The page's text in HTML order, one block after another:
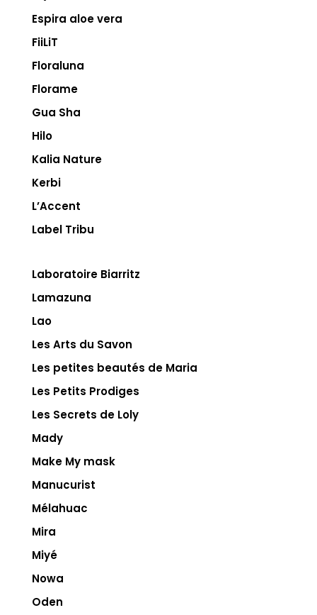
Espira aloe vera
FiiLiT
Floraluna
Florame
Gua Sha
Hilo
Kalia Nature
Kerbi
L’Accent
Label Tribu
Laboratoire Biarritz
Lamazuna
Lao
Les Arts du Savon
Les petites beautés de Maria
Les Petits Prodiges
Les Secrets de Loly
Mady
Make My mask
Manucurist
Mélahuac
Mira
Miyé
Nowa
Oden